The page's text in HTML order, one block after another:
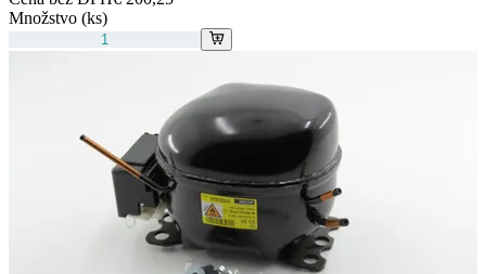
Množstvo (ks)